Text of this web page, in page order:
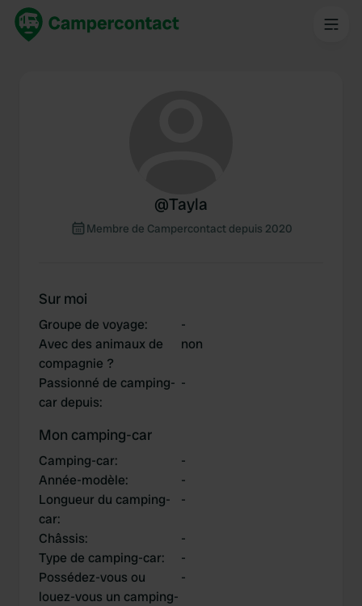
@Tayla
Membre de Campercontact depuis 2020
Sur moi
Groupe de voyage:
-
Avec des animaux de
compagnie ?
non
Passionné de camping-
car depuis:
-
Mon camping-car
Camping-car:
-
Année-modèle:
-
Longueur du camping-
car:
-
Châssis:
-
Type de camping-car:
-
Possédez-vous ou
louez-vous un camping-
-